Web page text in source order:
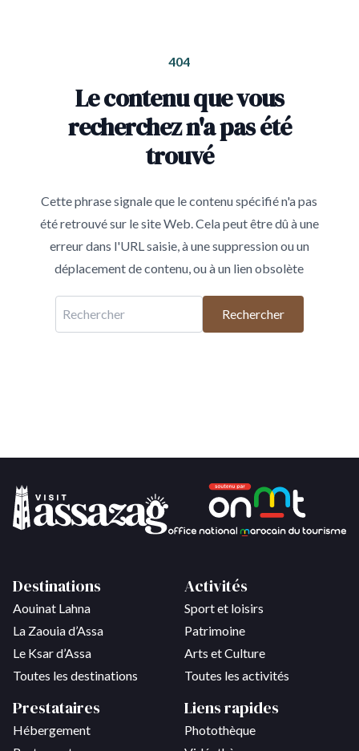
404
Le contenu que vous
recherchez n'a pas été
trouvé
Cette phrase signale que le contenu spécifié n'a pas
été retrouvé sur le site Web. Cela peut être dû à une
erreur dans l'URL saisie, à une suppression ou un
déplacement de contenu, ou à un lien obsolète
Rechercher
Destinations
Aouinat Lahna
La Zaouia d’Assa
Le Ksar d’Assa
Toutes les destinations
Activités
Sport et loisirs
Patrimoine
Arts et Culture
Toutes les activités
Prestataires
Hébergement
Liens rapides
Photothèque